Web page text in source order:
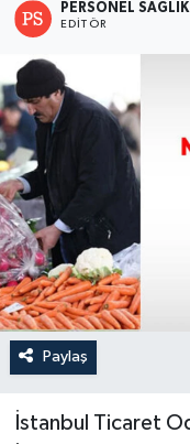
PERSONEL SAĞLIK
EDITÖR
Paylaş
İstanbul Ticaret